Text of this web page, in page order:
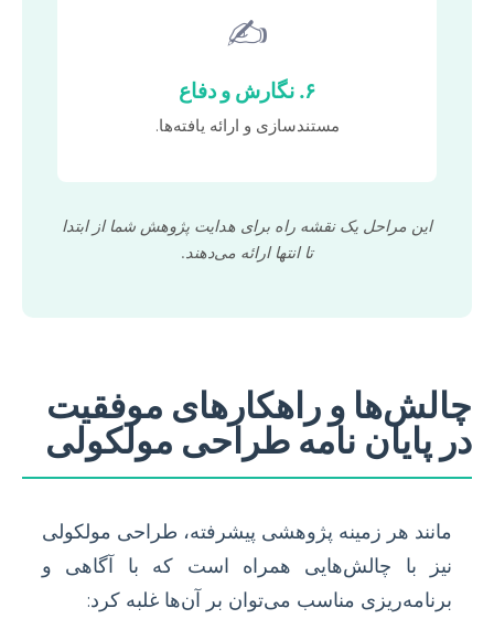
✍️
۶. نگارش و دفاع
مستندسازی و ارائه یافته‌ها.
این مراحل یک نقشه راه برای هدایت پژوهش شما از ابتدا
تا انتها ارائه می‌دهند.
چالش‌ها و راهکارهای موفقیت
در پایان نامه طراحی مولکولی
مانند هر زمینه پژوهشی پیشرفته، طراحی مولکولی
نیز با چالش‌هایی همراه است که با آگاهی و
برنامه‌ریزی مناسب می‌توان بر آن‌ها غلبه کرد: